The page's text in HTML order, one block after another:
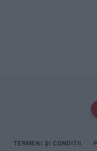
TERMENI ȘI CONDIȚII